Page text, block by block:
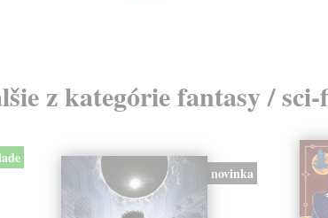
z kategórie fantasy /
novinka